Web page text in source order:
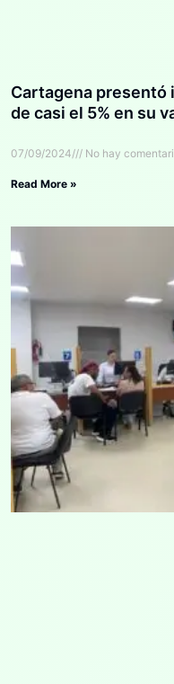
Cartagena
de casi el 5% en su
07/09/2024 No hay
Read More »